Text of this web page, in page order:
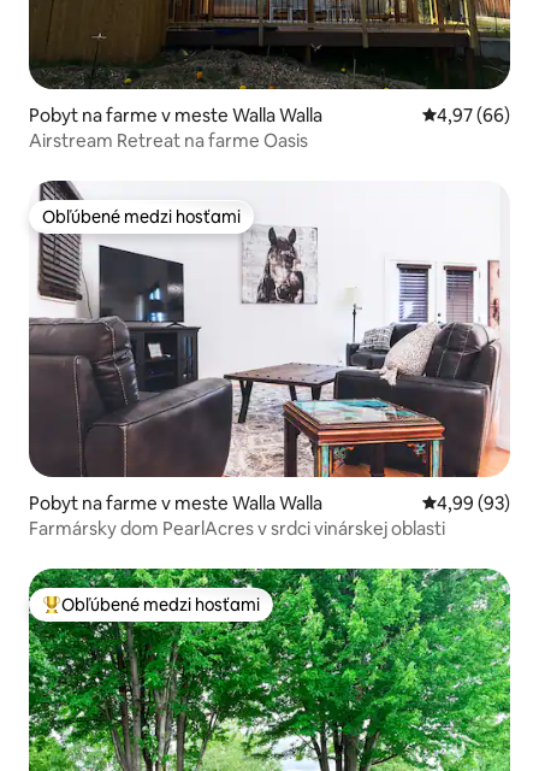
Pobyt na farme v meste Walla Walla Priemerné
4,97 (66)
Airstream Retreat na farme Oasis
Obľúbené medzi hosťami
Obľúbené medzi hosťami
Pobyt na farme v meste Walla Walla Priemerné
4,99 (93)
Farmársky dom PearlAcres v srdci vinárskej oblasti
Najobľúbenejšie medzi hosťami
Obľúbené medzi hosťami